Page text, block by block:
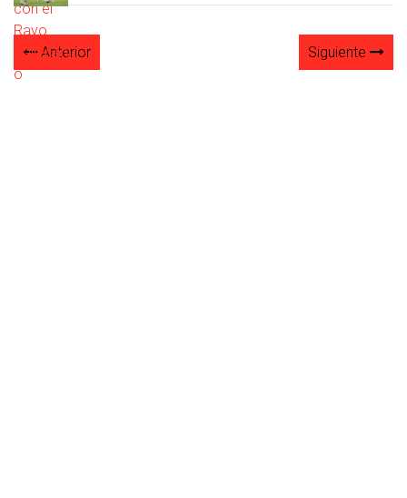
Anterior Siguiente